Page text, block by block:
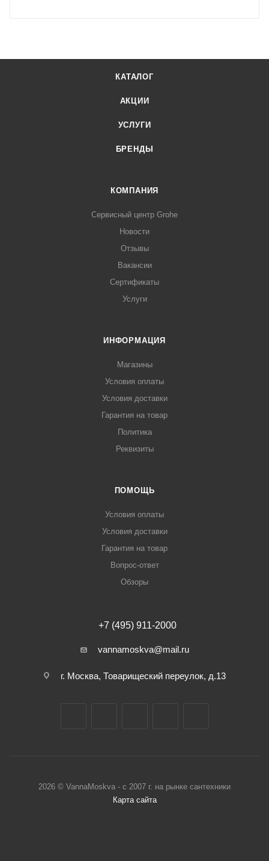
КАТАЛОГ
АКЦИИ
УСЛУГИ
БРЕНДЫ
КОМПАНИЯ
Сервисный центр Grohe
Новости
Отзывы
Вакансии
Сертификаты
Услуги
ИНФОРМАЦИЯ
Магазины
Условия оплаты
Условия доставки
Гарантия на товар
Политика
Реквизиты
ПОМОЩЬ
Условия оплаты
Условия доставки
Гарантия на товар
Вопрос-ответ
Обзоры
+7 (495) 911-2000
vannamoskva@mail.ru
г. Москва, Товарищеский переулок, д.13
2026 © VannaMoskva - с 2007 г. на рынке сантехники
Карта сайта